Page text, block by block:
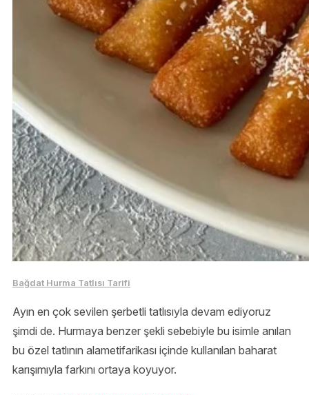
Bağdat Hurma Tatlısı Tarifi
Ayın en çok sevilen şerbetli tatlısıyla devam ediyoruz
şimdi de. Hurmaya benzer şekli sebebiyle bu isimle anılan
bu özel tatlının alametifarikası içinde kullanılan baharat
karışımıyla farkını ortaya koyuyor.